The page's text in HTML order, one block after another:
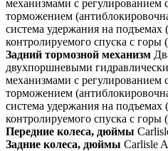
механизмами с регулированием
торможением
система удержания на подъемах
контролируемого спуска с горы
Задний тормозной механизм
двухпоршневыми
механизмами с регулированием
торможением
система удержания на подъемах
контролируемого спуска с горы
Передние колеса, дюймы
Задние колеса, дюймы Carlisle